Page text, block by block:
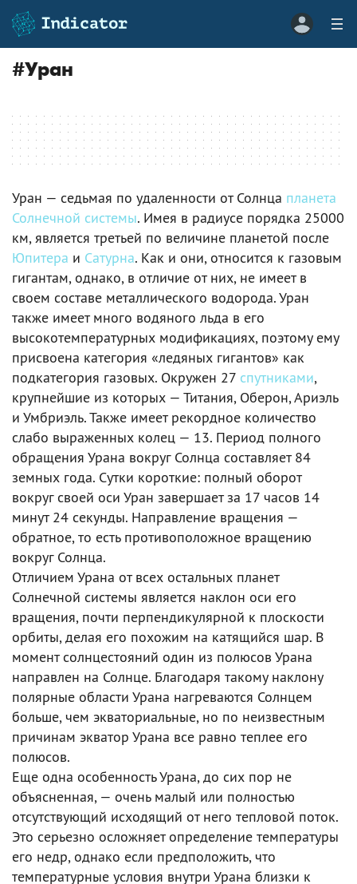
#Уран
Уран — седьмая по удаленности от Солнца планета
Солнечной системы. Имея в радиусе порядка 25000
км, является третьей по величине планетой после
Юпитера и Сатурна. Как и они, относится к газовым
гигантам, однако, в отличие от них, не имеет в
своем составе металлического водорода. Уран
также имеет много водяного льда в его
высокотемпературных модификациях, поэтому ему
присвоена категория «ледяных гигантов» как
подкатегория газовых. Окружен 27 спутниками,
крупнейшие из которых — Титания, Оберон, Ариэль
и Умбриэль. Также имеет рекордное количество
слабо выраженных колец — 13. Период полного
обращения Урана вокруг Солнца составляет 84
земных года. Сутки короткие: полный оборот
вокруг своей оси Уран завершает за 17 часов 14
минут 24 секунды. Направление вращения —
обратное, то есть противоположное вращению
вокруг Солнца.
Отличием Урана от всех остальных планет
Солнечной системы является наклон оси его
вращения, почти перпендикулярной к плоскости
орбиты, делая его похожим на катящийся шар. В
момент солнцестояний один из полюсов Урана
направлен на Солнце. Благодаря такому наклону
полярные области Урана нагреваются Солнцем
больше, чем экваториальные, но по неизвестным
причинам экватор Урана все равно теплее его
полюсов.
Еще одна особенность Урана, до сих пор не
объясненная, — очень малый или полностью
отсутствующий исходящий от него тепловой поток.
Это серьезно осложняет определение температуры
его недр, однако если предположить, что
температурные условия внутри Урана близки к